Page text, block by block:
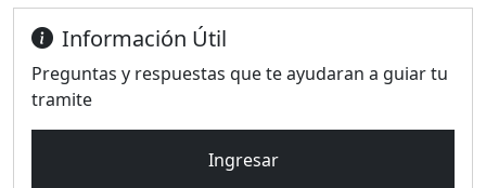
Información Útil
Preguntas y respuestas que te ayudaran a guiar tu
tramite
Ingresar